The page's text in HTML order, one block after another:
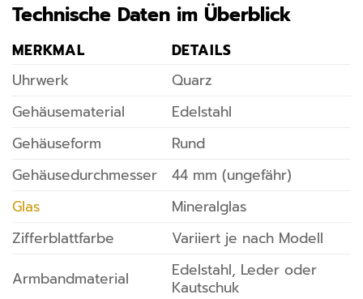
Technische Daten im Überblick
MERKMAL
DETAILS
Uhrwerk
Quarz
Gehäusematerial
Edelstahl
Gehäuseform
Rund
Gehäusedurchmesser
44 mm (ungefähr)
Glas
Mineralglas
Zifferblattfarbe
Variiert je nach Modell
Armbandmaterial
Edelstahl, Leder oder
Kautschuk